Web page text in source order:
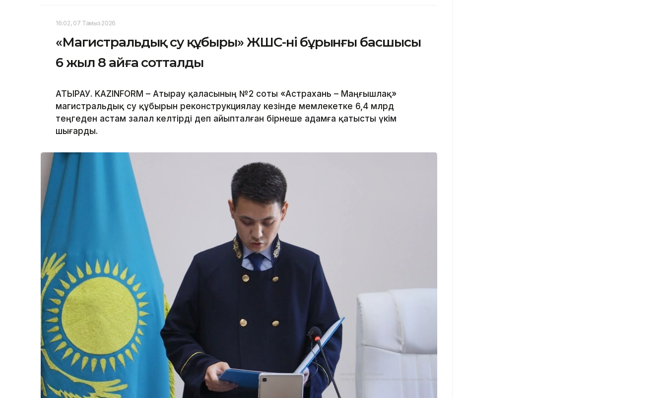
16:02, 07 Тамыз 2026
«Магистральдық су құбыры» ЖШС-нің бұрынғы басшысы
6 жыл 8 айға сотталды
АТЫРАУ. KAZINFORM – Атырау қаласының №2 соты «Астрахань – Маңғышлақ»
магистральдық су құбырын реконструкциялау кезінде мемлекетке 6,4 млрд
теңгеден астам залал келтірді деп айыпталған бірнеше адамға қатысты үкім
шығарды.